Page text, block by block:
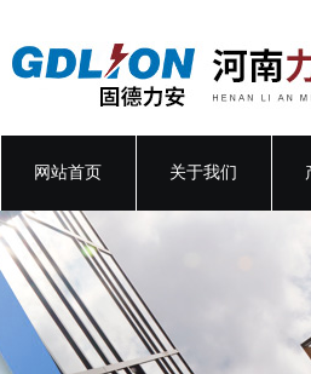
网站首页 关于我们